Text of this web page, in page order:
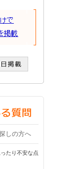
しの方へ
たり不安な点